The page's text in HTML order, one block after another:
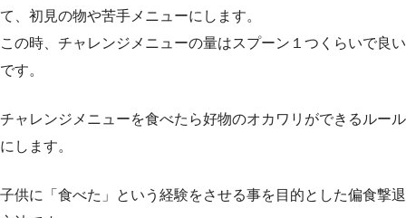
て、初見の物や苦手メニューにします。
この時、チャレンジメニューの量はスプーン１つくらいで良い
です。
チャレンジメニューを食べたら好物のオカワリができるルール
にします。
子供に「食べた」という経験をさせる事を目的とした偏食撃退